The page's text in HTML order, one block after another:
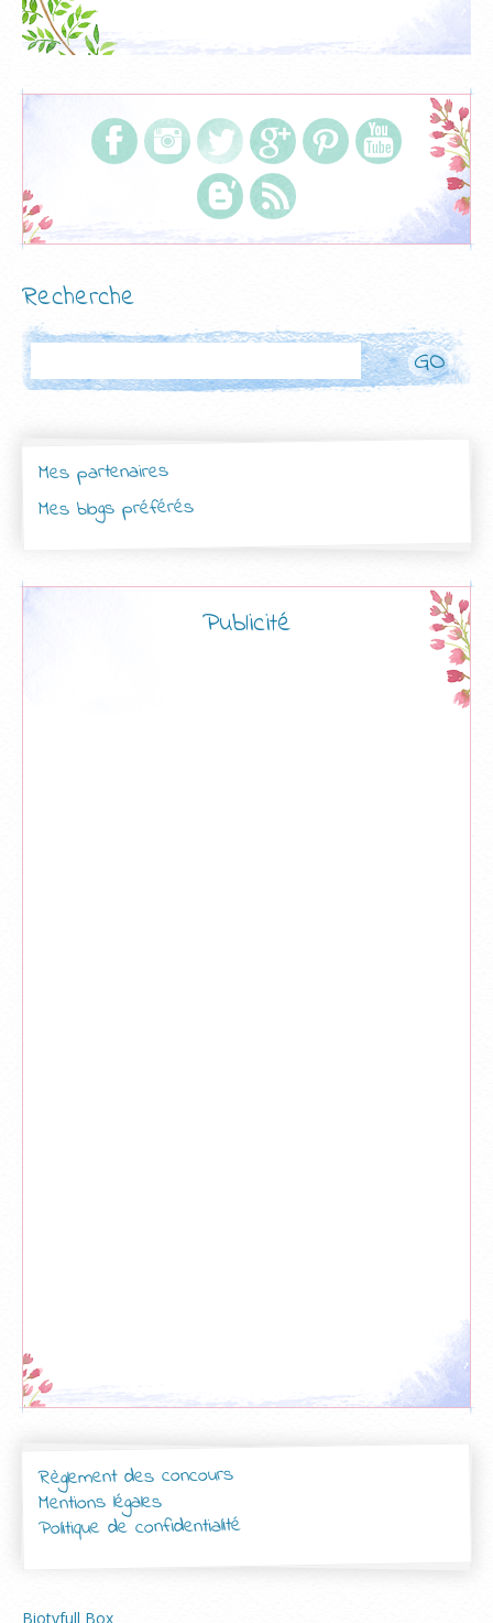
Recherche
Mes partenaires
Mes blogs préférés
Publicité
Règlement des concours
Mentions légales
Politique de confidentialité
Biotyfull Box